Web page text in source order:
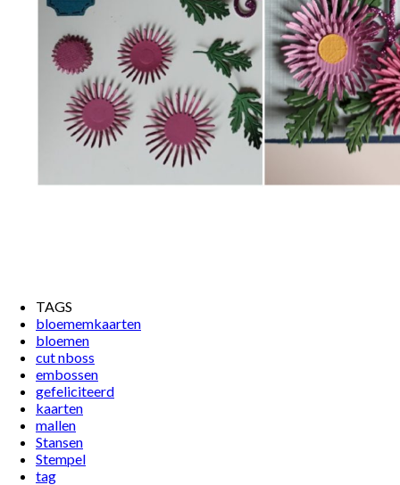
TAGS
bloememkaarten
bloemen
cut nboss
embossen
gefeliciteerd
kaarten
mallen
Stansen
Stempel
tag